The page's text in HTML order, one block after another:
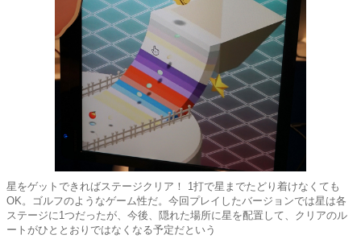
星をゲットできればステージクリア！ 1打で星までたどり着けなくても
OK。ゴルフのようなゲーム性だ。今回プレイしたバージョンでは星は各
ステージに1つだったが、今後、隠れた場所に星を配置して、クリアのル
ートがひととおりではなくなる予定だという